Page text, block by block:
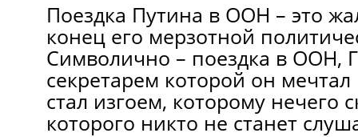
Поездка Путина в ООН – это
конец его мерзотной
Символично – поездка в ООН,
секретарем которой он мечтал
стал изгоем, которому нечего
которого никто не станет